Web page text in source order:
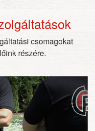
csomagokat
részére.